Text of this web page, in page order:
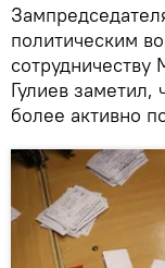
политическим
Гулиев
более активно